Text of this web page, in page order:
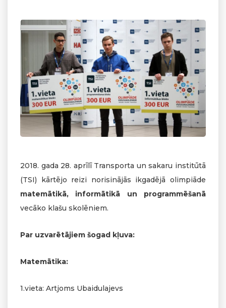
2018. gada 28. aprīlī Transporta un sakaru institūtā
(TSI) kārtējo reizi norisinājās ikgadējā olimpiāde
matemātikā, informātikā un programmēšanā
vecāko klašu skolēniem.
Par uzvarētājiem šogad kļuva:
Matemātika:
1.vieta: Artjoms Ubaidulajevs